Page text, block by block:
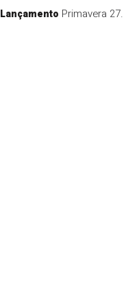
Lançamento Primavera 27.